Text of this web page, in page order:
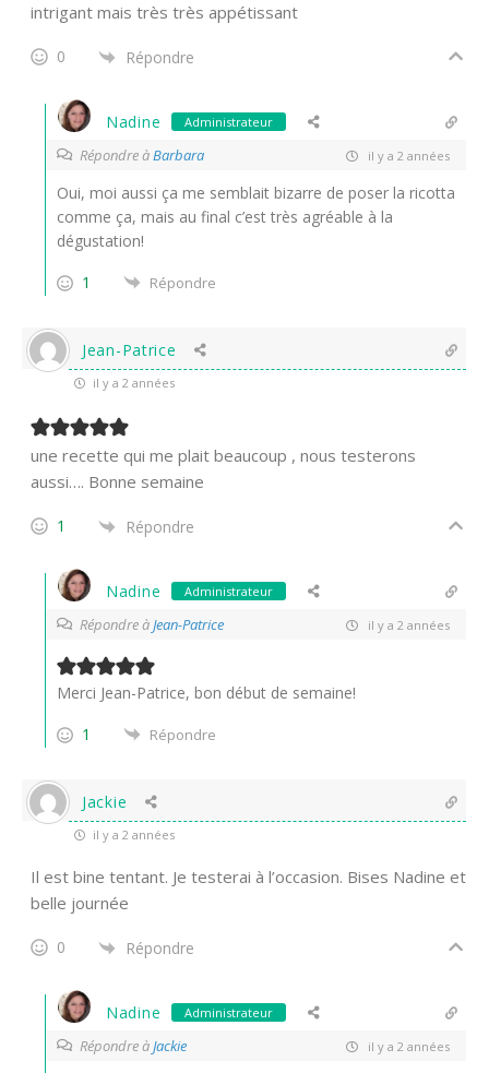
intrigant mais très très appétissant
0 Répondre
Nadine Administrateur
Répondre àBarbara il y a 2 années
Oui, moi aussi ça me semblait bizarre de poser la ricotta
comme ça, mais au final c’est très agréable à la
dégustation!
1
Répondre
Jean-Patrice
il y a 2 années
une recette qui me plait beaucoup , nous testerons
aussi…. Bonne semaine
1 Répondre
Nadine Administrateur
Répondre àJean-Patrice il y a 2 années
Merci Jean-Patrice, bon début de semaine!
1
Répondre
Jackie
il y a 2 années
Il est bine tentant. Je testerai à l’occasion. Bises Nadine et
belle journée
0 Répondre
Nadine Administrateur
Répondre àJackie il y a 2 années